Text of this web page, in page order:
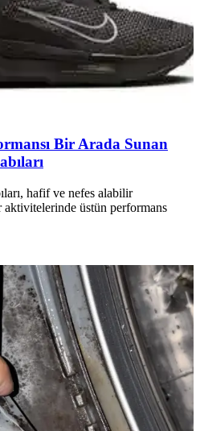
Bir Arada Sunan
hafif ve nefes alabilir
üstün performans